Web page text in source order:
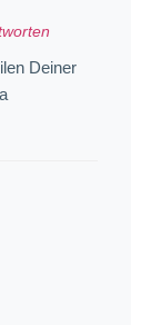
Deiner